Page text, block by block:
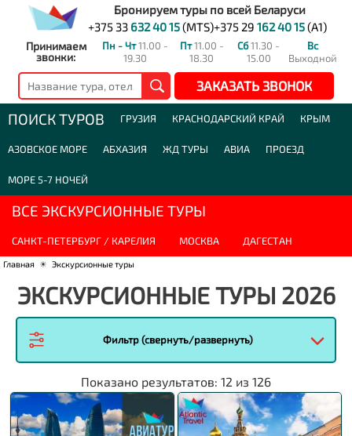
Бронируем туры по всей Беларуси
+375 33 632 40 15(MTS)+375 29 162 40 15(A1)
Принимаем
звонки:
Пн - Чт11.00 -
19.30
Пт11.00 -
18.30
Сб11.30 -
15.00
Вс
Выходной
ЗАКАЗАТЬ ЗВОНОК
ПОИСК ТУРОВ ГРУЗИЯ КРАСНОДАРСКИЙ КРАЙ КРЫМ
АЗОВСКОЕ МОРЕ АБХАЗИЯ ЖД ТУРЫ АВИА ПРОЕЗД
МОРЕ 5-7 НОЧЕЙ
ВСЕ ЭКСКУРСИОННЫЕ ТУРЫ
САНКТ-ПЕТЕРБУРГ / КАРЕЛИЯ МОСКВА ДАГЕСТАН
Главная ☀ Экскурсионные туры
ЭКСКУРСИОННЫЕ ТУРЫ 2026
Фильтр (свернуть/развернуть)
Показано результатов: 12 из 126